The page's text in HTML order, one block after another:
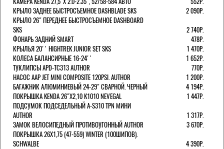
КРЫЛО ЗАДНЕЕ БЫСТРОСЪЕМНОЕ DASHBLADE SKS
2 090Р.
КРЫЛО 26" ПЕРЕДНЕЕ БЫСТРОСЪЕМНОЕ DASHBOARD
SKS
2 740Р.
ФОНАРЬ ЗАДНИЙ SMART
478Р.
КРЫЛЬЯ 20'' HIGHTREK JUNIOR SET SKS
1 470Р.
КОЛЕСА БАЛАНСИРНЫЕ 16-24''
1 652Р.
ТУКЛИПСЫ APD-TC313 AUTHOR
770Р.
НАСОС AAP JET MINI COMPOSITE 120PSI. AUTHOR
1 200Р.
БАГАЖНИК АЛЮМИНИЕВЫЙ 24-29" СВАРНОЙ. ЧЕРНЫЙ
4 194Р.
ПОКРЫШКА KENDA 26"Х2,10 K1010 NEVEGAL
1 447Р.
ПОДСУМОК ПОДСЕДЕЛЬНЫЙ A-S310 TPN МИНИ
AUTHOR
1 317Р.
ЗАМОК ВЕЛОСИПЕДНЫЙ ПРОТИВОУГОННЫЙ AUTHOR
3 670Р.
ПОКРЫШКА 26X1,75 (47-559) WINTER (100ШИПОВ).
SCHWALBE
4 390Р.